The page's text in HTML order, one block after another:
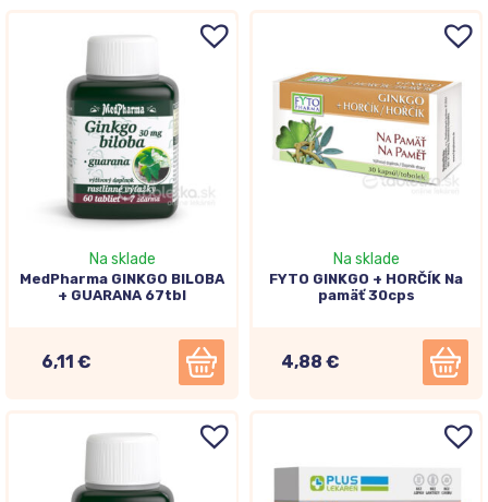
Na sklade
MedPharma GINKGO BILOBA
+ GUARANA 67tbl
6,11 €
Na sklade
FYTO GINKGO + HORČÍK Na
pamäť 30cps
4,88 €